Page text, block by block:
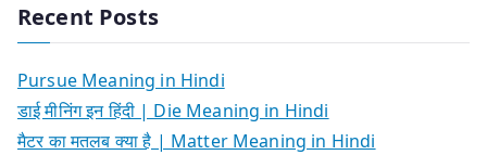
Recent Posts
Pursue Meaning in Hindi
डाई मीनिंग इन हिंदी | Die Meaning in Hindi
मैटर का मतलब क्या है | Matter Meaning in Hindi